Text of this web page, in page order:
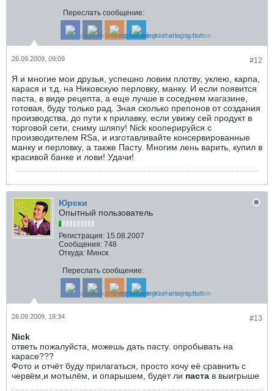
Переслать сообщение:
#12
26.09.2009, 09:09
Я и многие мои друзья, успешно ловим плотву, уклею, карпа,
карася и т.д. на Никовскую перловку, манку. И если появится
паста, в виде рецепта, а еще лучше в соседнем магазине,
готовая, буду только рад. Зная сколько препонов от создания
производства, до пути к прилавку, если увижу сей продукт в
торговой сети, сниму шляпу! Niсk кооперируйся с
производителем RSа, и изготавливайте консервированные
манку и перловку, а также Пасту. Многим лень варить, купил в
красивой банке и лови! Удачи!
Юрски
Опытный пользователь
Регистрация: 15.08.2007
Сообщения: 748
Откуда: Минск
Переслать сообщение:
#13
26.09.2009, 18:34
Nick
ответь пожалуйста, можешь дать пасту. опробывать на
карасе???
Фото и отчёт буду прилагаться, просто хочу её сравнить с
червём,и мотылём, и опарышем, будет ли паста в выигрыше